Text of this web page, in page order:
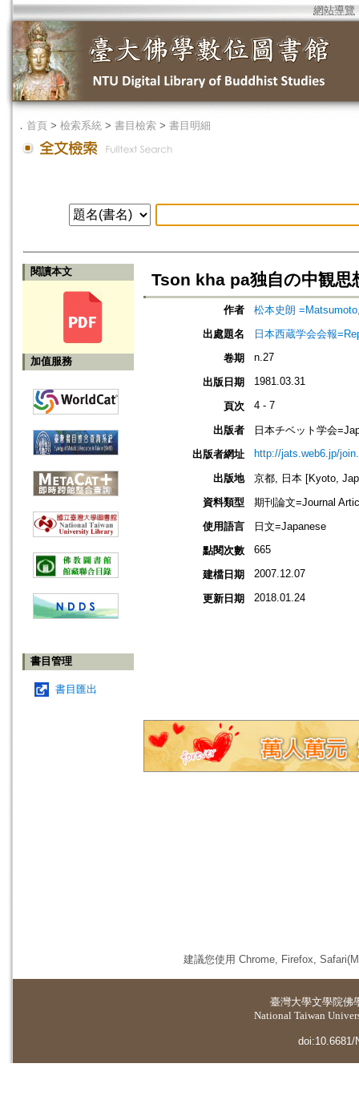
網站導覽
． 首頁 > 檢索系統 > 書目檢索 > 書目明細
閱讀本文
加值服務
書目管理
書目匯出
Tson kha pa独自の中観思
作者
松本史朗
出處題名
日本西蔵学会会報
卷期
n.27
出版日期 1981.03.31
頁次 4 - 7
出版者
日本チベット学会
出版者網址
http://jats.web6.jp/
出版地
京都, 日本 [Kyoto,
資料類型
期刊論文=Journal
使用語言
日文=Japanese
點閱次數
665
建檔日期 2007.12.07
更新日期 2018.01.24
建議您使用 Chrome, Firefox,
臺灣大學文學院佛
National Taiwan
doi:10.6681/